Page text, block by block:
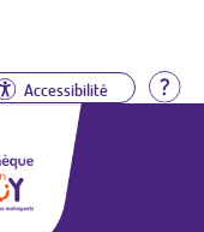
Accessibilité